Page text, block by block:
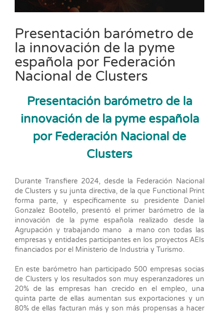
Presentación barómetro de
la innovación de la pyme
española por Federación
Nacional de Clusters
Presentación barómetro de la
innovación de la pyme española
por Federación Nacional de
Clusters
Durante Transfiere 2024, desde la Federación Nacional
de Clusters y su junta directiva, de la que Functional Print
forma parte, y específicamente su presidente Daniel
Gonzalez Bootello, presentó el primer barómetro de la
innovación de la pyme española realizado desde la
Agrupación y trabajando mano a mano con todas las
empresas y entidades participantes en los proyectos AEIs
financiados por el Ministerio de Industria y Turismo.
En este barómetro han participado 500 empresas socias
de Clusters y los resultados son muy esperanzadores un
20% de las empresas han crecido en el empleo, una
quinta parte de ellas aumentan sus exportaciones y un
80% de ellas facturan más y son más propensas a hacer